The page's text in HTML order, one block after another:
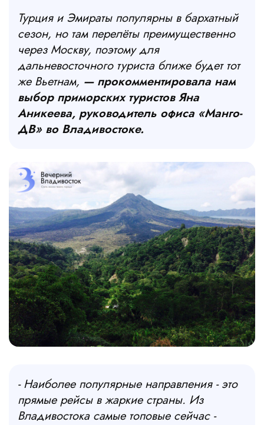
Турция и Эмираты популярны в бархатный
сезон, но там перелёты преимущественно
через Москву, поэтому для
дальневосточного туриста ближе будет тот
же Вьетнам, — прокомментировала нам
выбор приморских туристов Яна
Аникеева, руководитель офиса «Манго-
ДВ» во Владивостоке.
- Наиболее популярные направления - это
прямые рейсы в жаркие страны. Из
Владивостока самые топовые сейчас -